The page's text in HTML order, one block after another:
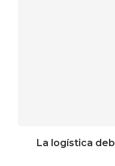
La logística